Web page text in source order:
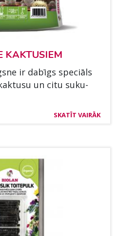
KAK­TUSIEM
ir dabīgs speciāls
un citu su­ku­
SKATĪT VAIRĀK